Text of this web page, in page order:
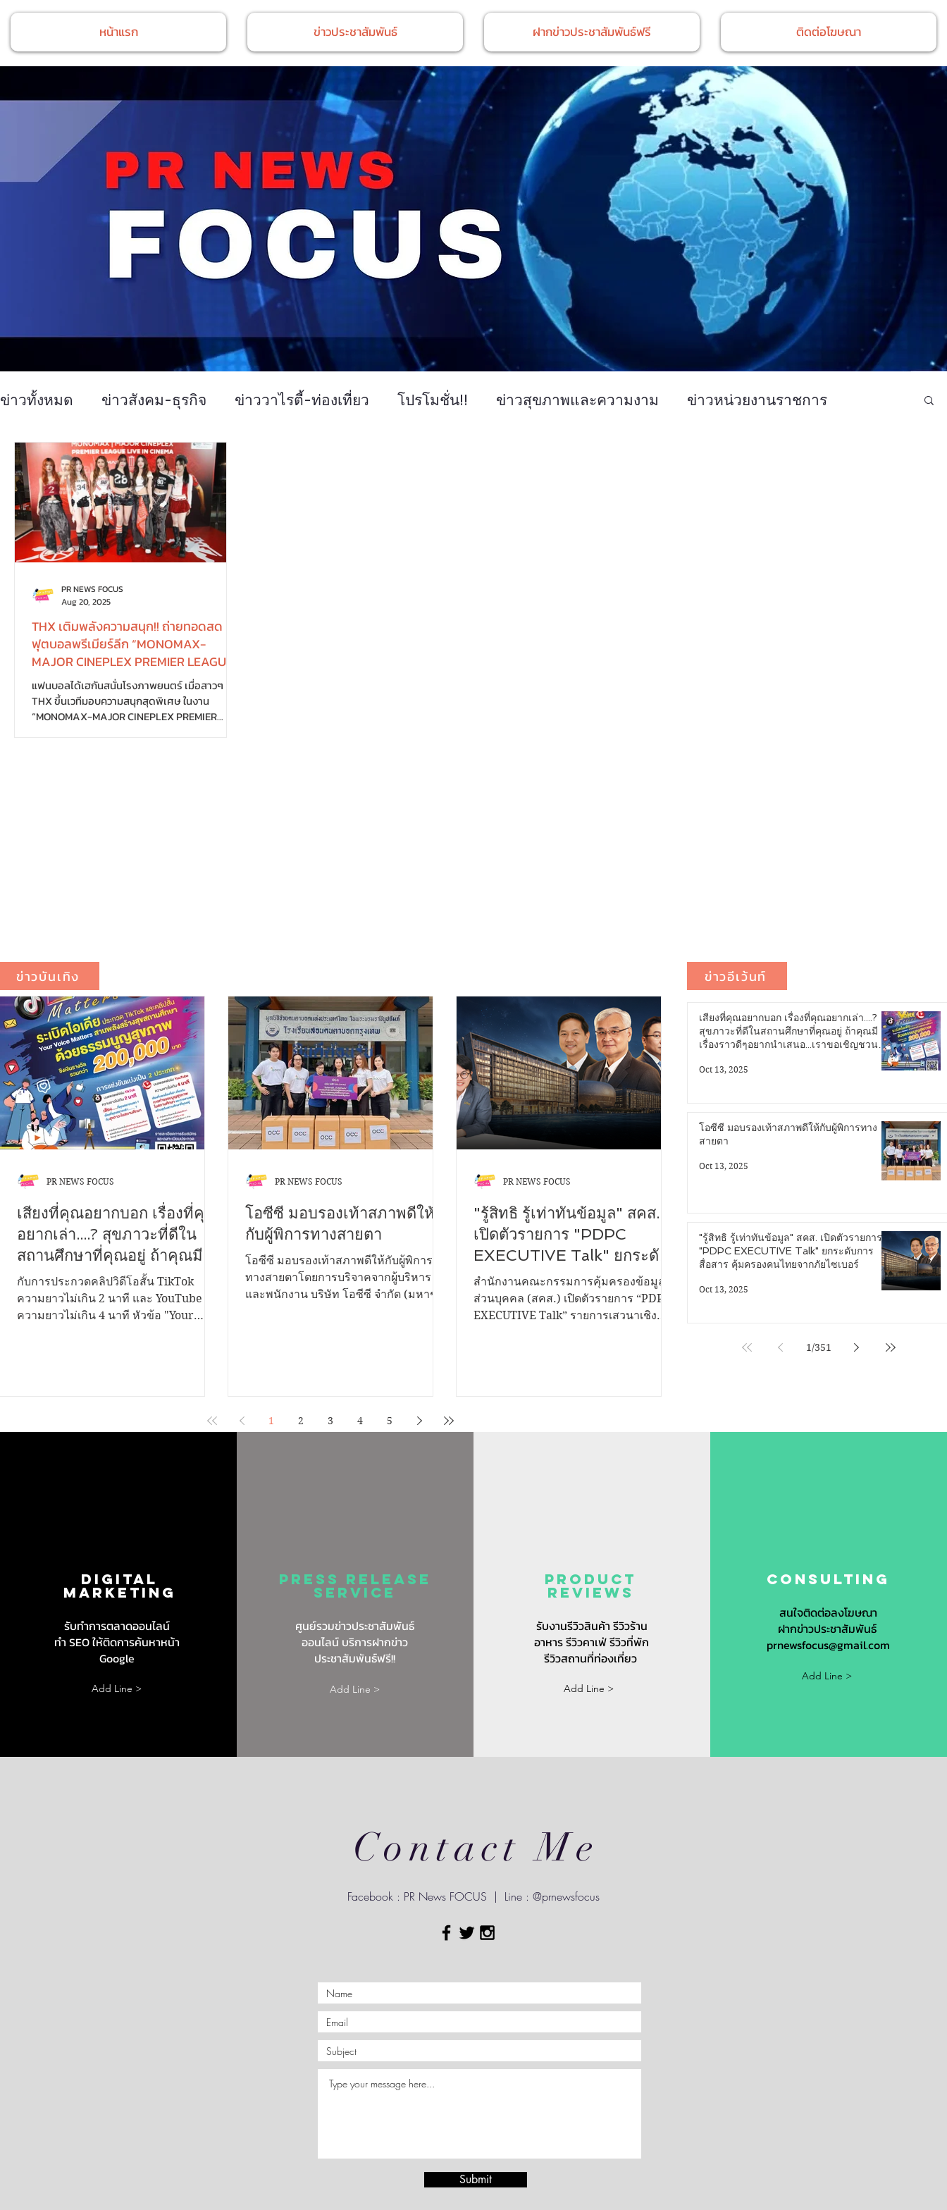
หน้าแรก ข่าวประชาสัมพันธ์ ฝากข่าวประชาสัมพันธ์ฟรี ติดต่อโฆษณา
ข่าวทั้งหมด ข่าวสังคม-ธุรกิจ ข่าววาไรตี้-ท่องเที่ยว โปรโมชั่น!! ข่าวสุขภาพและความงาม ข่าวหน่วยงานราชการ
ข่าวงานประชุม-อบรมสัมมนา
บทความประชาสัมพันธ์ Event
THX เติมพลังความสนุก!! ถ่ายทอดสด
ฟุตบอลพรีเมียร์ลีก “MONOMAX-
MAJOR CINEPLEX PREMIER LEAGUE -
LIVE IN CINEMA”
แฟนบอลได้เฮกันสนั่นโรงภาพยนตร์ เมื่อสาวๆ
THX ขึ้นเวทีมอบความสนุกสุดพิเศษ ในงาน
“MONOMAX-MAJOR CINEPLEX PREMIER
PR NEWS FOCUS
Aug 20, 2025
ข่าวบันเทิง
เสียงที่คุณอยากบอก เรื่องที่คุณ
อยากเล่า....? สุขภาวะที่ดีใน
สถานศึกษาที่คุณอยู่ ถ้าคุณมี
เรื่องราวดีๆอยากนำเสนอ...เรา
ขอเชิญชวนคุณมาระเบิดไอ
เดีย...!
กับการประกวดคลิปวิดีโอสั้น TikTok
ความยาวไม่เกิน 2 นาที และ YouTube
ความยาวไม่เกิน 4 นาที หัวข้อ "Your
TikTok เงื่อนไข • กำลังศึกษาในระดับชั้น
PR NEWS FOCUS
โอซีซี มอบรองเท้าสภาพดีให้
กับผู้พิการทางสายตา
โอซีซี มอบรองเท้าสภาพดีให้กับผู้พิการ
ทางสายตาโดยการบริจาคจากผู้บริหาร
และพนักงาน บริษัท โอซีซี จำกัด (มหาชน)
ประชาสัมพันธ์ และทีมงาน CSR บริษัท โอ
PR NEWS FOCUS
"รู้สิทธิ รู้เท่าทันข้อมูล" สคส.
เปิดตัวรายการ "PDPC
EXECUTIVE Talk" ยกระดับ
การสื่อสาร คุ้มครองคนไทย
จากภัยไซเบอร์
สำนักงานคณะกรรมการคุ้มครองข้อมูล
ส่วนบุคคล (สคส.) เปิดตัวรายการ “PDPC
EXECUTIVE Talk” รายการเสวนาเชิง
PR NEWS FOCUS
1 2 3 4 5
ข่าวอีเว้นท์
เสียงที่คุณอยากบอก เรื่องที่คุณอยากเล่า....?
สุขภาวะที่ดีในสถานศึกษาที่คุณอยู่ ถ้าคุณมี
เรื่องราวดีๆอยากนำเสนอ...เราขอเชิญชวน
Oct 13, 2025
โอซีซี มอบรองเท้าสภาพดีให้กับผู้พิการทาง
สายตา
Oct 13, 2025
"รู้สิทธิ รู้เท่าทันข้อมูล" สคส. เปิดตัวรายการ
"PDPC EXECUTIVE Talk" ยกระดับการ
สื่อสาร คุ้มครองคนไทยจากภัยไซเบอร์
Oct 13, 2025
1/351
DIGITAL
MARKETING
รับทำการตลาดออนไลน์
ทำ SEO ให้ติดการค้นหาหน้า
Google
Add Line >
Press release
service
ศูนย์รวมข่าวประชาสัมพันธ์
ออนไลน์ บริการฝากข่าว
ประชาสัมพันธ์ฟรี!!
Add Line >
Product
reviews
รับงานรีวิวสินค้า รีวิวร้าน
อาหาร รีวิวคาเฟ่ รีวิวที่พัก
รีวิวสถานที่ท่องเที่ยว
Add Line >
Consulting
สนใจติดต่อลงโฆษณา
ฝากข่าวประชาสัมพันธ์
prnewsfocus@gmail.com
Add Line >
Contact Me
Facebook : PR News FOCUS | Line : @prnewsfocus
Submit